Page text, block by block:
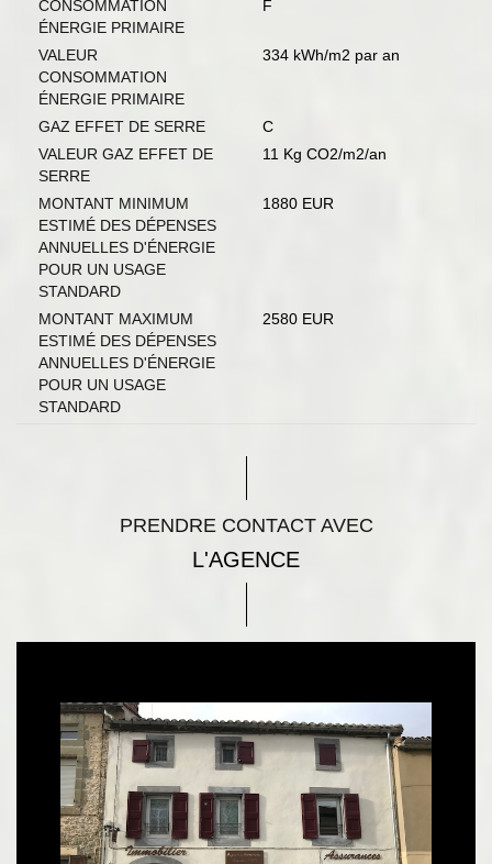
CONSOMMATION
ÉNERGIE PRIMAIRE
F
VALEUR
CONSOMMATION
ÉNERGIE PRIMAIRE
334 kWh/m2 par an
GAZ EFFET DE SERRE
C
VALEUR GAZ EFFET DE
SERRE
11 Kg CO2/m2/an
MONTANT MINIMUM
ESTIMÉ DES DÉPENSES
ANNUELLES D'ÉNERGIE
POUR UN USAGE
STANDARD
1880 EUR
MONTANT MAXIMUM
ESTIMÉ DES DÉPENSES
ANNUELLES D'ÉNERGIE
POUR UN USAGE
STANDARD
2580 EUR
PRENDRE CONTACT AVEC
L'AGENCE